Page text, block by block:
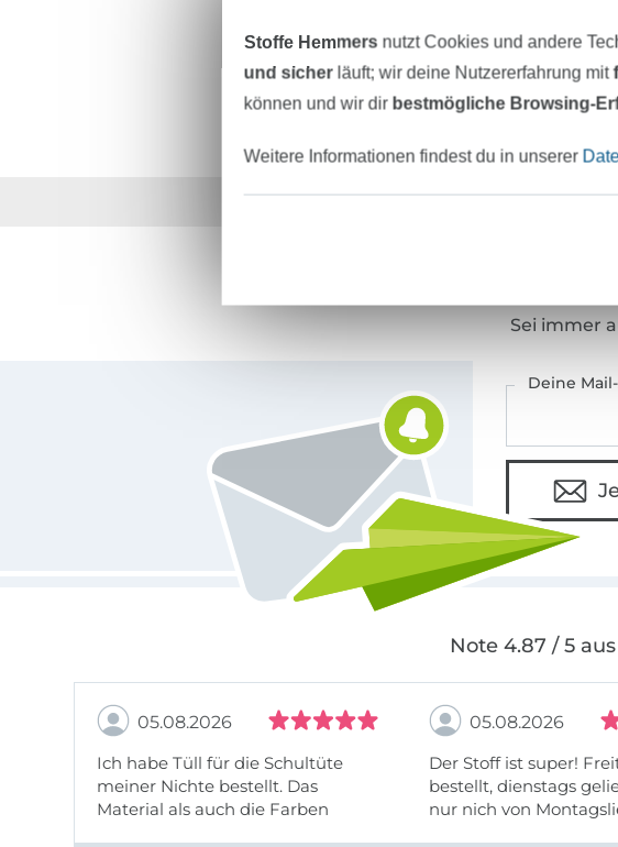
Über 1.8 Millionen Meter Stoff
Sei immer
Deine
Note 4.87 / 5
05.08.2026
Ich habe Tüll für die Schultüte
meiner Nichte bestellt. Das
Material als auch die Farben
05.08.2026
Der Stoff ist super!
bestellt, dienstags
nur nich von
Stoffe Hemmers nutzt Cookies und andere
und sicherläuft; wir deine Nutzererfahrung mit
können und wir dir bestmögliche Browsing-
Weitere Informationen findest du in unserer